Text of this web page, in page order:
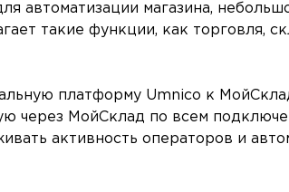
автоматизации магазина,
такие функции, как торговля,
платформу Umnico к
через МойСклад по всем
активность операторов и